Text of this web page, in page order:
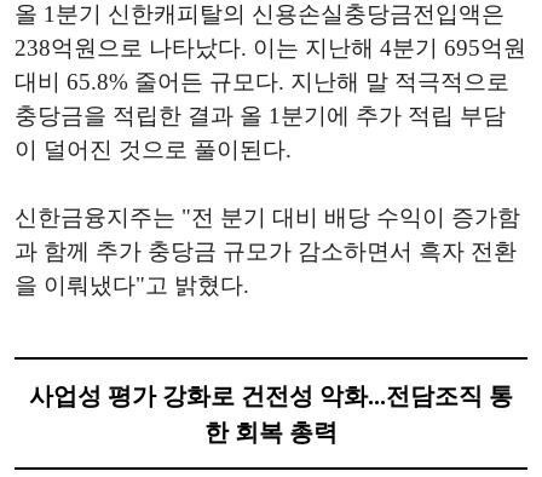
올 1분기 신한캐피탈의 신용손실충당금전입액은
238억원으로 나타났다. 이는 지난해 4분기 695억원
대비 65.8% 줄어든 규모다. 지난해 말 적극적으로
충당금을 적립한 결과 올 1분기에 추가 적립 부담
이 덜어진 것으로 풀이된다.
신한금융지주는 "전 분기 대비 배당 수익이 증가함
과 함께 추가 충당금 규모가 감소하면서 흑자 전환
을 이뤄냈다"고 밝혔다.
사업성 평가 강화로 건전성 악화...전담조직 통
한 회복 총력